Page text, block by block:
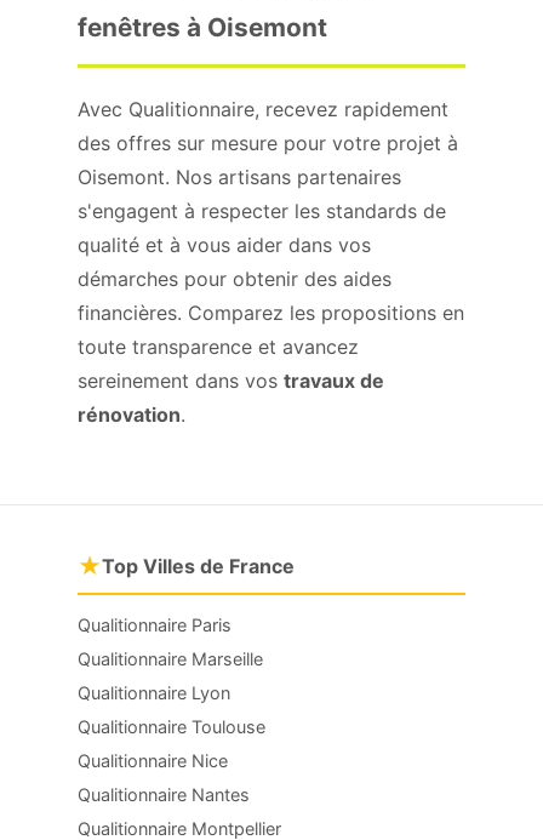
fenêtres à Oisemont
Avec Qualitionnaire, recevez rapidement
des offres sur mesure pour votre projet à
Oisemont. Nos artisans partenaires
s'engagent à respecter les standards de
qualité et à vous aider dans vos
démarches pour obtenir des aides
financières. Comparez les propositions en
toute transparence et avancez
sereinement dans vos travaux de
rénovation.
★Top Villes de France
Qualitionnaire Paris
Qualitionnaire Marseille
Qualitionnaire Lyon
Qualitionnaire Toulouse
Qualitionnaire Nice
Qualitionnaire Nantes
Qualitionnaire Montpellier